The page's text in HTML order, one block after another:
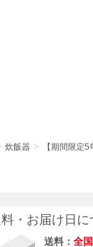
炊飯器 【期間限定
・お届け日に
送料： 全